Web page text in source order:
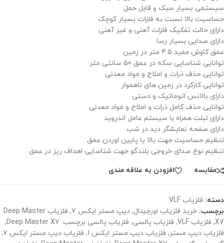
سیستمی بسیار سبک و قابل حمل
حساسیت بالا نسبت به فلزات بسیار کوچک
دارای حالت تفکیک فلزات آهنی و غیر آهنی
دارای صدایی بسیار رسا
عمق کاوش مفید 4.5 متر در زمین
توانایی شناسایی سکه در عمق 50 سانتی متر
توانایی حذف ذرات و املاح و مواد معدنی
توانایی کارکرد در زمین های ناهموار
دارای بالانس اتوماتیک و دستی
توانایی حذف کامل ذرات و املاح و مواد معدنی
دارای تبلت همراه با سیستم عامل اندروید
دارای صفحه نمایشگر دید در شب
تنظیم حساسیت جهت بالا یا پایین اوردن عمق
تنظیم نوع صدای خروجی بلندگو جهت شناسایی اهداف ریز در عمق
مقايسه افزودن به علاقه مندی
دسته: فلزیاب VLF
برچسب: خرید فلزیاب اورجینال, دیپ مستر ایکس 7 ,
فلزیاب Deep Master
X7
, فلزیاب VLF , فلزیاب پالسی, فلزیاب پالسی برچسب: Deep Master X7
,
فلزیاب دیپ مستر, فلزیاب دیپ مستر ایکس 1 , فلزیاب دیپ مستر ایکس 7
,